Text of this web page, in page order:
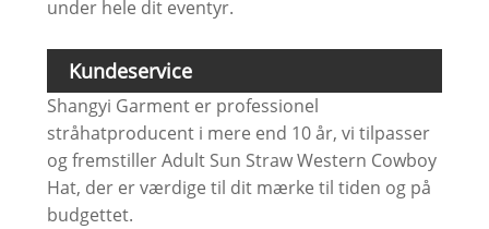
under hele dit eventyr.
Kundeservice
Shangyi Garment er professionel
stråhatproducent i mere end 10 år, vi tilpasser
og fremstiller Adult Sun Straw Western Cowboy
Hat, der er værdige til dit mærke til tiden og på
budgettet.